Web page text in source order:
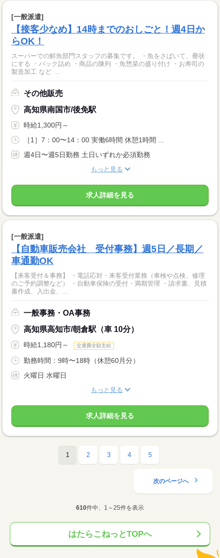
[一般派遣]
【接客少なめ】14時までのおしごと！週4日か
らOK！
スーパーでの鮮魚部門スタッフの募集です。 ・魚をさばいて、冊状
にする ・パック詰め ・商品の陳列 ・魚惣菜の盛り付け ・お寿司の
製造加工 など ...
その他販売
高知県南国市/後免駅
時給1,300円～
［1］7：00〜14：00 実働6時間 休憩1時間 ...
週4日〜週5日勤務 土日いずれか必須勤務
もっと見る
求人詳細を見る
[一般派遣]
【自動車販売会社 受付事務】週5日／長期／
車通勤OK
【来客受付＆事務】 ・電話応対・来客受付業務（車検や点検、修理
のご予約調整など） ・自動車保険の受付・満期管理 ・請求書、見積
書作成、入出金、...
一般事務・OA事務
高知県高知市/朝倉駅（車 10分）
時給1,180円～ 交通費全額支給
勤務時間：9時〜18時（休憩60月分）
火曜日 水曜日
もっと見る
求人詳細を見る
1 2 3 4 5
次のページへ
610件中、1～25件を表示
はたらこねっとTOPへ